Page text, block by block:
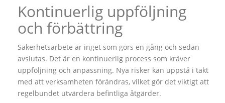
Kontinuerlig uppföljning
och förbättring
Säkerhetsarbete är inget som görs en gång och sedan
avslutas. Det är en kontinuerlig process som kräver
uppföljning och anpassning. Nya risker kan uppstå i takt
med att verksamheten förändras, vilket gör det viktigt att
regelbundet utvärdera befintliga åtgärder.